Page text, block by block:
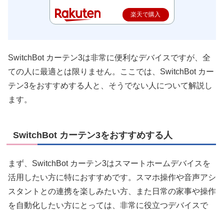
楽天で購入
SwitchBot カーテン3は非常に便利なデバイスですが、全
ての人に最適とは限りません。ここでは、SwitchBot カー
テン3をおすすめする人と、そうでない人について解説し
ます。
SwitchBot カーテン3をおすすめする人
まず、SwitchBot カーテン3はスマートホームデバイスを
活用したい方に特におすすめです。スマホ操作や音声アシ
スタントとの連携を楽しみたい方、また日常の家事や操作
を自動化したい方にとっては、非常に役立つデバイスで